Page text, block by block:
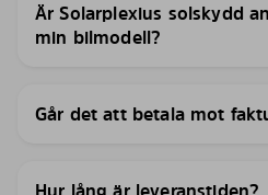
Är Solarplexius solskydd
min bilmodell?
Går det att betala mot